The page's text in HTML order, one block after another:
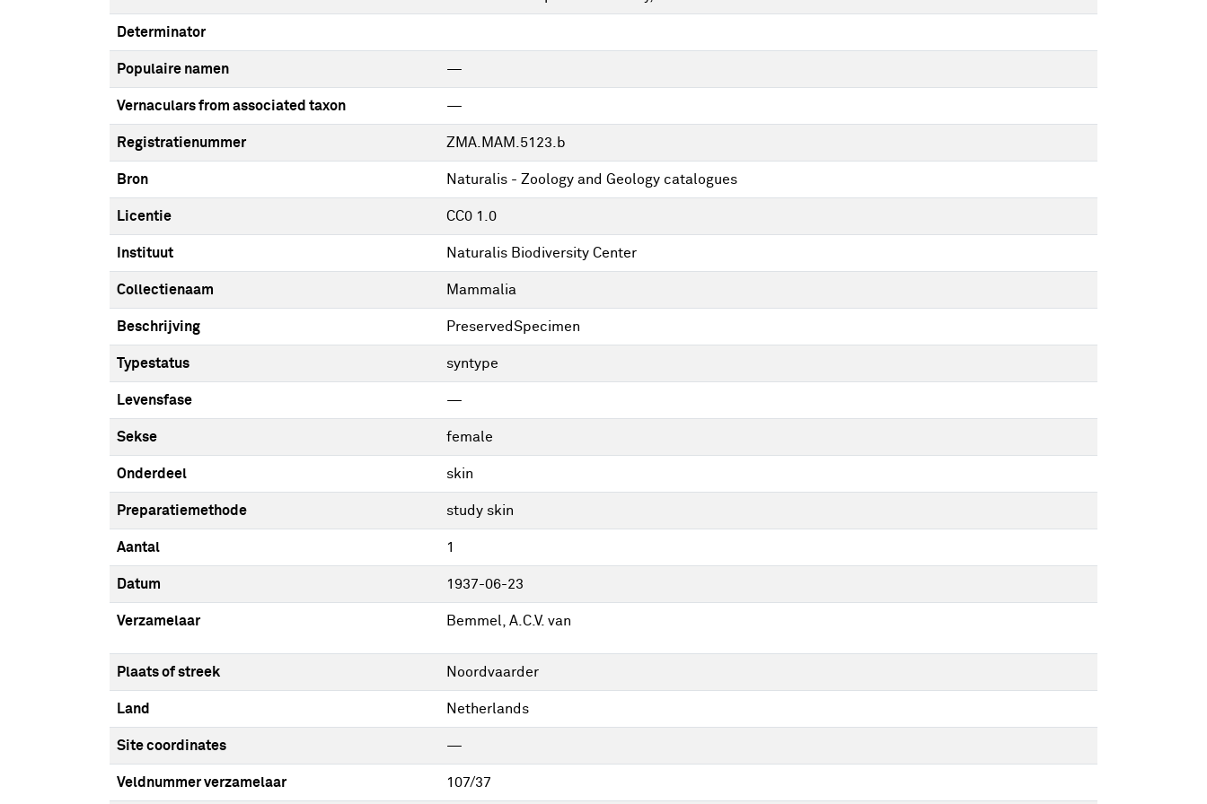
Determinator
Populaire namen —
Vernaculars from associated taxon —
Registratienummer ZMA.MAM.5123.b
Bron Naturalis - Zoology and Geology catalogues
Licentie CC0 1.0
Instituut Naturalis Biodiversity Center
Collectienaam Mammalia
Beschrijving PreservedSpecimen
Typestatus syntype
Levensfase —
Sekse female
Onderdeel skin
Preparatiemethode study skin
Aantal 1
Datum 1937-06-23
Verzamelaar Bemmel, A.C.V. van
Plaats of streek Noordvaarder
Land Netherlands
Site coordinates —
Veldnummer verzamelaar 107/37